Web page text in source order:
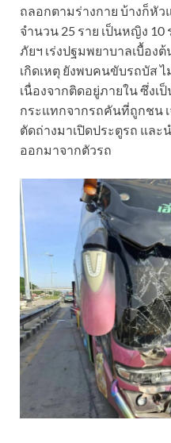
ถลอกตามร่างกาย บ้างก็หัว
จำนวน 25 ราย เป็นหญิง 10
ภัยฯ เร่งปฐมพยาบาลเบื้อง
เกิดเหตุ ยังพบคนขับรถบัส
เนื่องจากติดอยู่ภายใน ซึ่ง
กระแทกจากรถคันที่ถูกชน
ตัดถ่างมาเปิดประตูรถ และ
ออกมาจากตัวรถ